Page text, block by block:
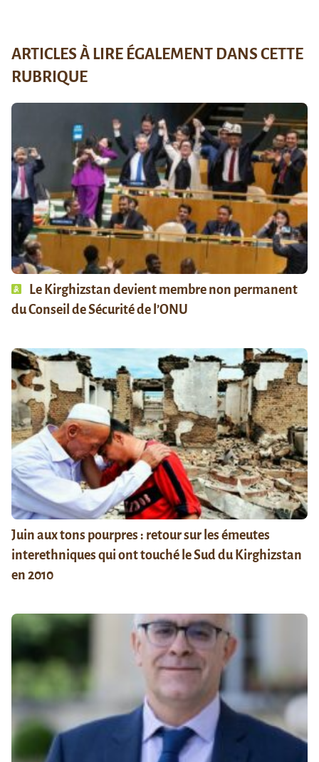
ARTICLES À LIRE ÉGALEMENT DANS CETTE
RUBRIQUE
Le Kirghizstan devient membre non permanent
du Conseil de Sécurité de l’ONU
Juin aux tons pourpres : retour sur les émeutes
interethniques qui ont touché le Sud du Kirghizstan
en 2010